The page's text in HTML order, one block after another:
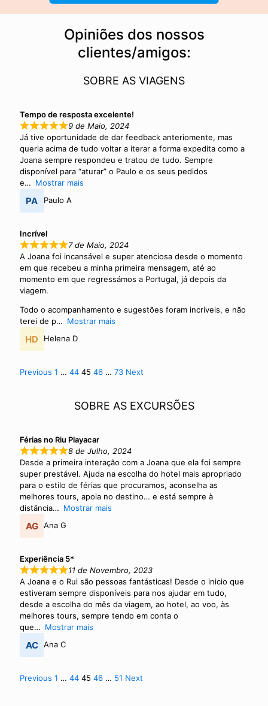
Opiniões dos nossos
clientes/amigos:
SOBRE AS VIAGENS
Tempo de resposta excelente!
9 de Maio, 2024
Já tive oportunidade de dar feedback anteriomente, mas
queria acima de tudo voltar a iterar a forma expedita como a
Joana sempre respondeu e tratou de tudo. Sempre
disponível para “aturar” o Paulo e os seus pedidos
e
Mostrar mais
Paulo A
Incrível
7 de Maio, 2024
A Joana foi incansável e super atenciosa desde o momento
em que recebeu a minha primeira mensagem, até ao
momento em que regressámos a Portugal, já depois da
viagem.
Todo o acompanhamento e sugestões foram incríveis, e não
terei de p
Mostrar mais
Helena D
S
R
e
v
i
e
w
s
n
a
v
i
g
a
t
Previous P
1 … P
44 P
e
45 P
e
46 … P
e
73 Next
SOBRE AS EXCURSÕES
Férias no Riu Playacar
8 de Julho, 2024
Desde a primeira interação com a Joana que ela foi sempre
super prestável. Ajuda na escolha do hotel mais apropriado
para o estilo de férias que procuramos, aconselha as
melhores tours, apoia no destino… e está sempre à
distância
Mostrar mais
Ana G
Experiência 5*
11 de Novembro, 2023
A Joana e o Rui são pessoas fantásticas! Desde o inicio que
estiveram sempre disponíveis para nos ajudar em tudo,
desde a escolha do mês da viagem, ao hotel, ao voo, às
melhores tours, sempre tendo em conta o
que
Mostrar mais
Ana C
S
Previous P
1 … P
44 P
45 P
46 … P
51 Next